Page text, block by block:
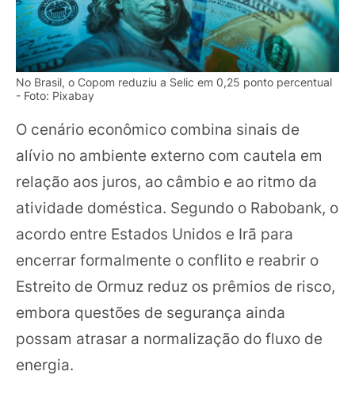
No Brasil, o Copom reduziu a Selic em 0,25 ponto percentual
- Foto: Pixabay
O cenário econômico combina sinais de
alívio no ambiente externo com cautela em
relação aos juros, ao câmbio e ao ritmo da
atividade doméstica. Segundo o Rabobank, o
acordo entre Estados Unidos e Irã para
encerrar formalmente o conflito e reabrir o
Estreito de Ormuz reduz os prêmios de risco,
embora questões de segurança ainda
possam atrasar a normalização do fluxo de
energia.